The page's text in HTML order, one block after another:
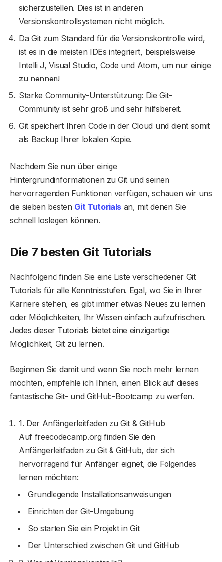
sicherzustellen. Dies ist in anderen
Versionskontrollsystemen nicht möglich.
Da Git zum Standard für die Versionskontrolle wird,
ist es in die meisten IDEs integriert, beispielsweise
Intelli J, Visual Studio, Code und Atom, um nur einige
zu nennen!
Starke Community-Unterstützung: Die Git-
Community ist sehr groß und sehr hilfsbereit.
Git speichert Ihren Code in der Cloud und dient somit
als Backup Ihrer lokalen Kopie.
Nachdem Sie nun über einige
Hintergrundinformationen zu Git und seinen
hervorragenden Funktionen verfügen, schauen wir uns
die sieben besten Git Tutorials an, mit denen Sie
schnell loslegen können.
Die 7 besten Git Tutorials
Nachfolgend finden Sie eine Liste verschiedener Git
Tutorials für alle Kenntnisstufen. Egal, wo Sie in Ihrer
Karriere stehen, es gibt immer etwas Neues zu lernen
oder Möglichkeiten, Ihr Wissen einfach aufzufrischen.
Jedes dieser Tutorials bietet eine einzigartige
Möglichkeit, Git zu lernen.
Beginnen Sie damit und wenn Sie noch mehr lernen
möchten, empfehle ich Ihnen, einen Blick auf dieses
fantastische Git- und GitHub-Bootcamp zu werfen.
1. Der Anfängerleitfaden zu Git & GitHub
Auf freecodecamp.org finden Sie den
Anfängerleitfaden zu Git & GitHub, der sich
hervorragend für Anfänger eignet, die Folgendes
lernen möchten:
Grundlegende Installationsanweisungen
Einrichten der Git-Umgebung
So starten Sie ein Projekt in Git
Der Unterschied zwischen Git und GitHub